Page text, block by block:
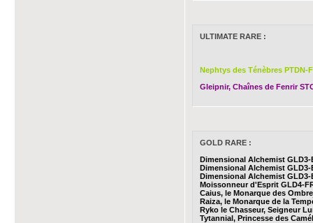
ULTIMATE RARE :
Nephtys des Ténèbres PTDN-
Gleipnir, Chaînes de Fenrir
GOLD RARE :
Dimensional Alchemist GLD3-
Dimensional Alchemist GLD3-
Dimensional Alchemist GLD3-
Moissonneur d'Esprit GLD4-
Caius, le Monarque des
Raiza, le Monarque de la
Ryko le Chasseur, Seigneur
Tytannial, Princesse des